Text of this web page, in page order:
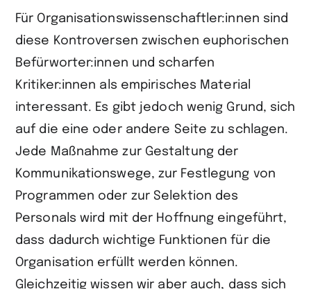
Für Organisationswissenschaftler:innen sind
diese Kontroversen zwischen euphorischen
Befürworter:innen und scharfen
Kritiker:innen als empirisches Material
interessant. Es gibt jedoch wenig Grund, sich
auf die eine oder andere Seite zu schlagen.
Jede Maßnahme zur Gestaltung der
Kommunikationswege, zur Festlegung von
Programmen oder zur Selektion des
Personals wird mit der Hoffnung eingeführt,
dass dadurch wichtige Funktionen für die
Organisation erfüllt werden können.
Gleichzeitig wissen wir aber auch, dass sich